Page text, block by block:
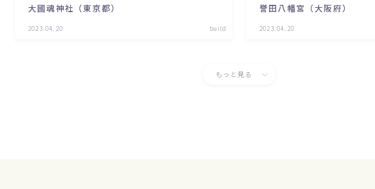
大國魂神社（東京都）
2023.04.20 build
誉田八幡宮（大阪府）
2023.04.20
もっと見る